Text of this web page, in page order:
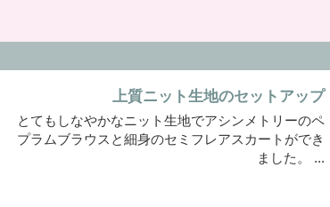
上質ニット生地のセットアップ
とてもしなやかなニット生地でアシンメトリーのペ
プラムブラウスと細身のセミフレアスカートができ
ました。 ...